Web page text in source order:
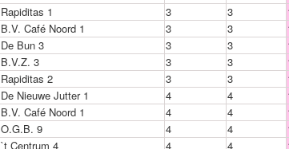
Rapiditas 1 3 3
B.V. Café Noord 1 3 3
De Bun 3 3 3
B.V.Z. 3 3 3
Rapiditas 2 3 3
De Nieuwe Jutter 1 4 4
B.V. Café Noord 1 4 4
O.G.B. 9 4 4
`t Centrum 4 4 4